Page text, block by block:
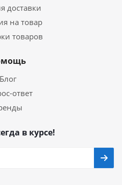
доставки
на товар
товаров
Блог
ответ
в курсе!